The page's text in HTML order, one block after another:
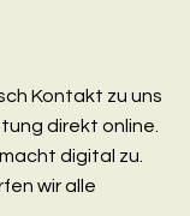
Kontakt zu uns
direkt online.
digital zu.
wir alle